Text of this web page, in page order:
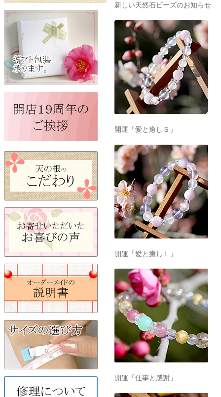
新しい天然石ビーズのお知らせ
開運「愛と癒しＳ」
開運「愛と癒しＬ」
開運「仕事と感謝」